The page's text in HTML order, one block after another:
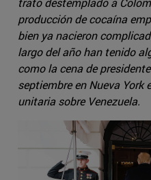
producción de cocaína
bien ya nacieron
largo del año han tenido
como la cena de
septiembre en Nueva York
unitaria sobre Venezuela.